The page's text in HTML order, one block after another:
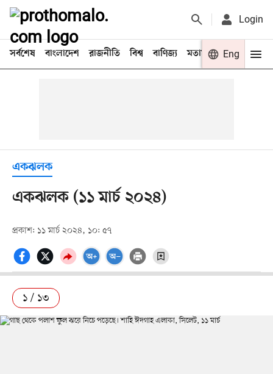
Login
সর্বশেষ বাংলাদেশ রাজনীতি বিশ্ব বাণিজ্য মতামত খেলা
Eng
একঝলক
একঝলক (১১ মার্চ ২০২৪)
প্রকাশ: ১১ মার্চ ২০২৪, ১০: ৫৭
১ / ১৩